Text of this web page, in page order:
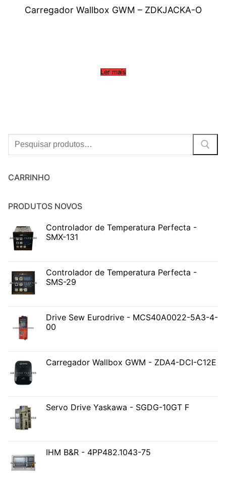
Carregador Wallbox GWM – ZDKJACKA-O
Ler mais
Procurar:
CARRINHO
PRODUTOS NOVOS
Controlador de Temperatura Perfecta -
SMX-131
Controlador de Temperatura Perfecta -
SMS-29
Drive Sew Eurodrive - MCS40A0022-5A3-4-
00
Carregador Wallbox GWM - ZDA4-DCI-C12E
Servo Drive Yaskawa - SGDG-10GT F
IHM B&R - 4PP482.1043-75